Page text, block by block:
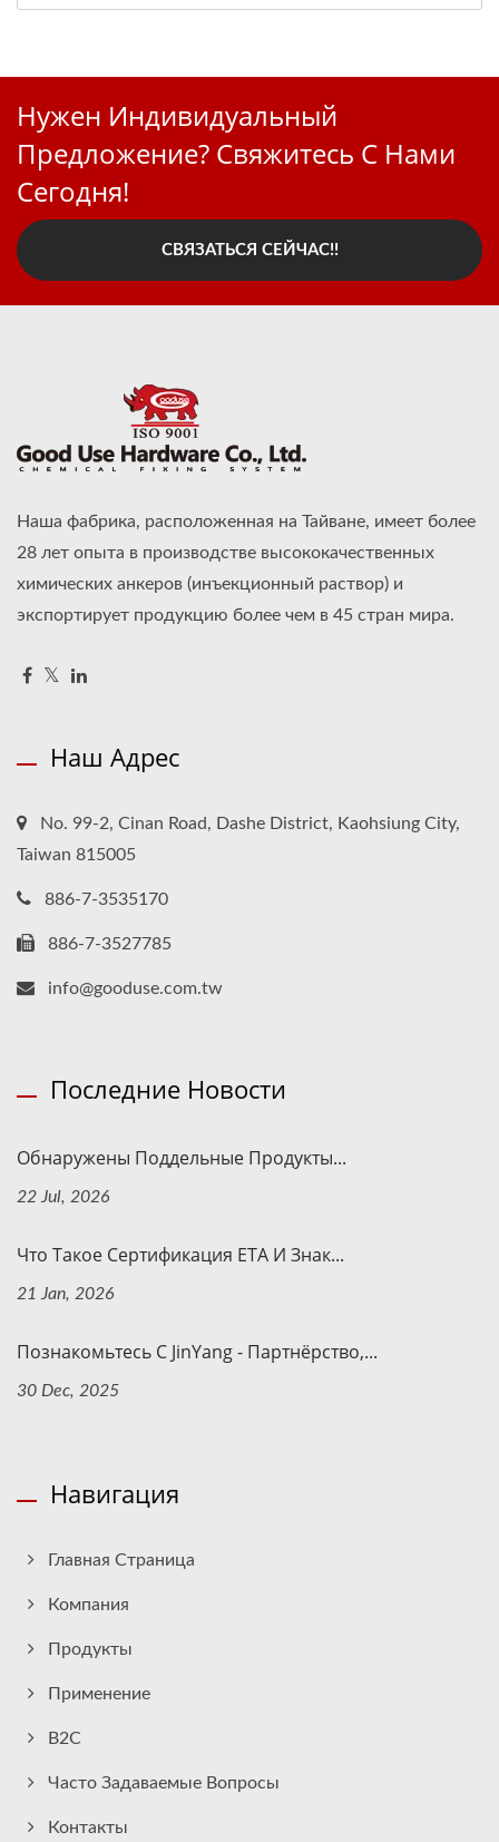
Нужен Индивидуальный
Предложение? Свяжитесь С Нами
Сегодня!
СВЯЗАТЬСЯ СЕЙЧАС!!
Наша фабрика, расположенная на Тайване, имеет более
28 лет опыта в производстве высококачественных
химических анкеров (инъекционный раствор) и
экспортирует продукцию более чем в 45 стран мира.
Наш Адрес
No. 99-2, Cinan Road, Dashe District, Kaohsiung City,
Taiwan 815005
886-7-3535170
886-7-3527785
info@gooduse.com.tw
Последние Новости
Обнаружены Поддельные Продукты...
22 Jul, 2026
Что Такое Сертификация ETA И Знак...
21 Jan, 2026
Познакомьтесь С JinYang - Партнёрство,...
30 Dec, 2025
Навигация
Главная Страница
Компания
Продукты
Применение
B2C
Часто Задаваемые Вопросы
Контакты